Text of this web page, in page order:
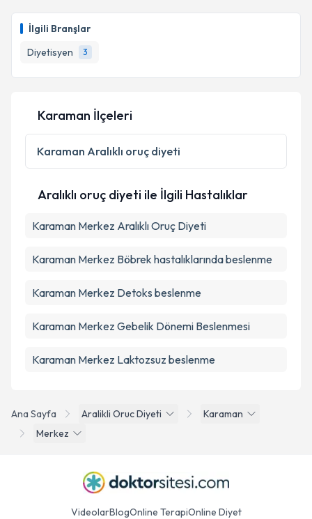
İlgili Branşlar
Diyetisyen
3
E-posta Adresiniz
Kişisel verilerimin işlenmesine ilişkin
Metni 'ni okudum ve kişisel verilerimin belirtilen
kapsamda işlenmesini kabul ediyorum.
Ana Sayfa Aralikli Oruc Diyeti
Karaman
Merkez
Karaman İlçeleri
Karaman Aralıklı oruç diyeti
Aralıklı oruç diyeti ile İlgili Hastalıklar
Karaman Merkez Aralıklı Oruç Diyeti
Karaman Merkez Böbrek hastalıklarında beslenme
Karaman Merkez Detoks beslenme
Karaman Merkez Gebelik Dönemi Beslenmesi
Karaman Merkez Laktozsuz beslenme
VideolarBlogOnline TerapiOnline Diyet